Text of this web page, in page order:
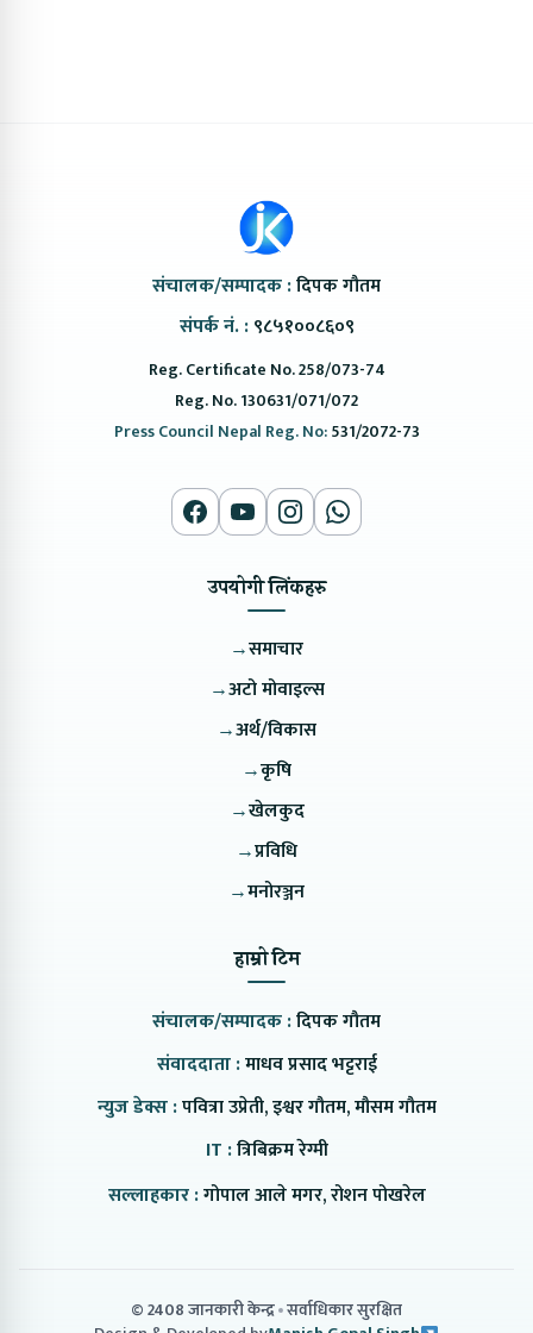
संचालक/सम्पादक :दिपक गौतम
संपर्क नं. : ९८५१००८६०९
Reg. Certificate No. 258/073-74
Reg. No. 130631/071/072
Press Council Nepal Reg. No:531/2072-73
उपयोगी लिंकहरु
→समाचार
→अटो मोवाइल्स
→अर्थ/विकास
→कृषि
→खेलकुद
→प्रविधि
→मनोरञ्जन
हाम्रो टिम
संचालक/सम्पादक :दिपक गौतम
संवाददाता :माधव प्रसाद भट्टराई
न्युज डेक्स :पवित्रा उप्रेती, इश्वर गौतम, मौसम गौतम
IT :त्रिबिक्रम रेग्मी
सल्लाहकार :गोपाल आले मगर, रोशन पोखरेल
© 2408 जानकारी केन्द्र सर्वाधिकार सुरक्षित